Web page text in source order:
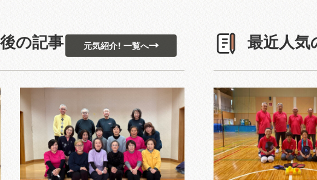
の記事 元気紹介！ 一覧へ 最近人気